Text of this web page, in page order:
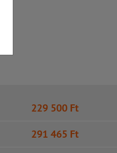
229 500 Ft
291 465 Ft